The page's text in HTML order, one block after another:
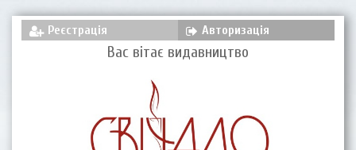
Реєстрація Авторизація
Вас вітає видавництво